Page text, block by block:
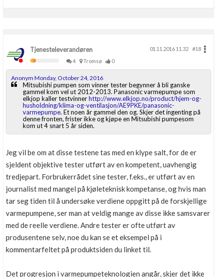
Tjenesteleverandøren 01.11.2016 11.32
#18
4
Tromsø 0
Anonym Monday, October 24, 2016
Mitsubishi pumpen som vinner tester begynner å bli ganske
gammel kom vel ut 2012-2013. Panasonic varmepumpe som
elkjop kaller testvinnerhttp://www.elkjop.no/product/hjem-og-
husholdning/klima-og-ventilasjon/AE9PKE/panasonic-
varmepumpe. Et noen år gammel den og. Skjer det ingenting på
denne fronten, frister ikke og kjøpe en Mitsubishi pumpesom
kom ut 4 snart 5 år siden.
Jeg vil be om at disse testene tas med en klype salt, for de er
sjeldent objektive tester utført av en kompetent, uavhengig
tredjepart. Forbrukerrådet sine tester, f.eks., er utført av en
journalist med mangel på kjøleteknisk kompetanse, og hvis man
tar seg tiden til å undersøke verdiene oppgitt på de forskjellige
varmepumpene, ser man at veldig mange av disse ikke samsvarer
med de reelle verdiene. Andre tester er ofte utført av
produsentene selv, noe du kan se et eksempel på i
kommentarfeltet på produktsiden du linket til.
Det progresjon i varmepumpeteknologien angår, skjer det ikke